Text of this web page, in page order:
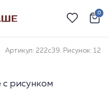
0
Артикул: 222с39. Рисунок: 12
с рисунком